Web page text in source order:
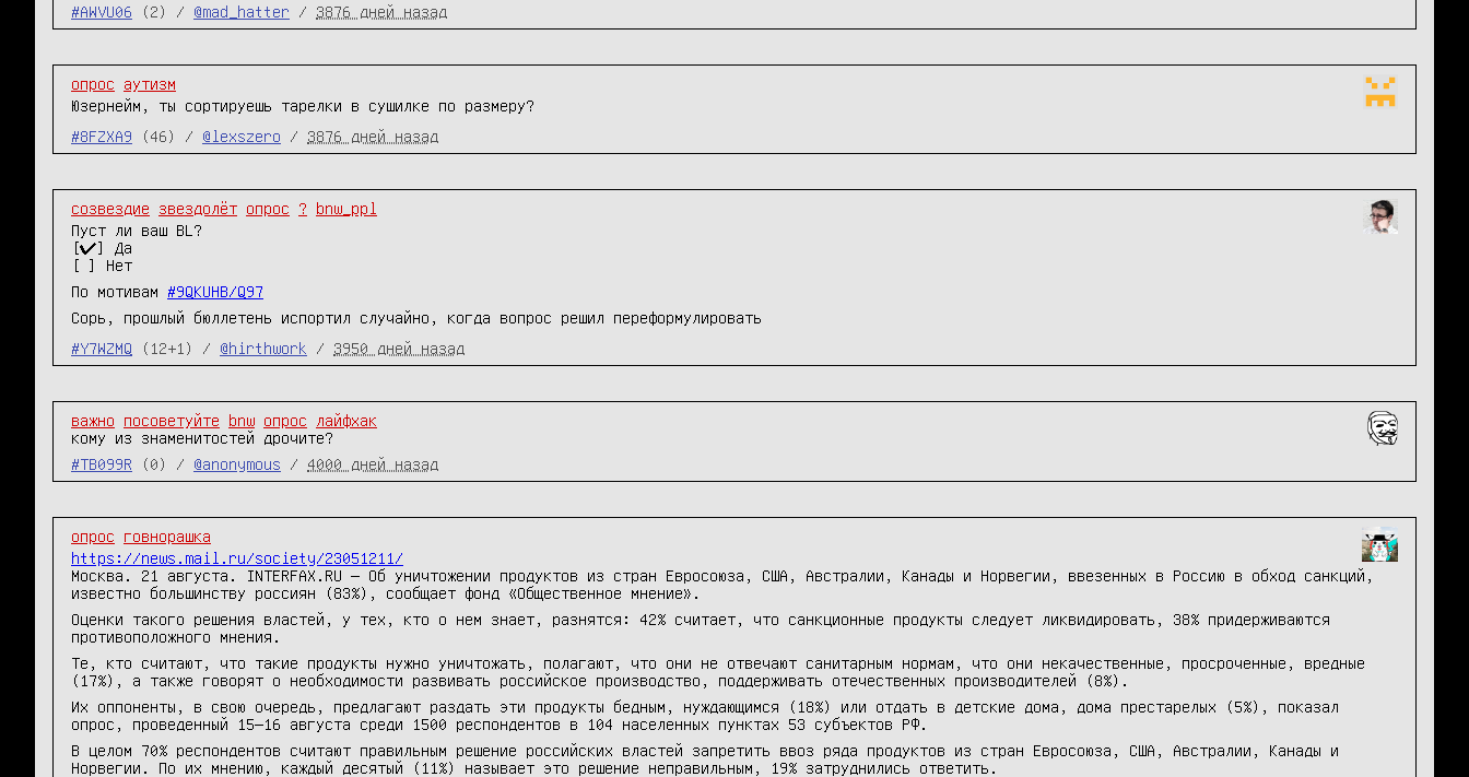
#AWVU06
(2) / @mad_hatter / 3876 дней назад
опрос
аутизм
Юзернейм, ты сортируешь тарелки в сушилке по размеру?
#8FZXA9
(46) / @lexszero / 3876 дней назад
созвездие звездолёт опрос ?
bnw_ppl
Пуст ли ваш BL?
[✔] Да
[ ] Нет
По мотивам #9QKUHB/Q97
Сорь, прошлый бюллетень испортил случайно, когда вопрос решил переформулировать
#Y7WZMQ
(12+1) / @hirthwork / 3950 дней назад
важно посоветуйте bnw опрос
лайфхак
кому из знаменитостей дрочите?
#TB099R
(0) / @anonymous / 4000 дней назад
опрос
говнорашка
https://news.mail.ru/society/23051211/
Москва. 21 августа. INTERFAX.RU — Об уничтожении продуктов из стран Евросоюза, США, Австралии, Канады и Норвегии, ввезенных в Россию в обход санкций,
известно большинству россиян (83%), сообщает фонд «Общественное мнение».
Оценки такого решения властей, у тех, кто о нем знает, разнятся: 42% считает, что санкционные продукты следует ликвидировать, 38% придерживаются
противоположного мнения.
Те, кто считают, что такие продукты нужно уничтожать, полагают, что они не отвечают санитарным нормам, что они некачественные, просроченные, вредные
(17%), а также говорят о необходимости развивать российское производство, поддерживать отечественных производителей (8%).
Их оппоненты, в свою очередь, предлагают раздать эти продукты бедным, нуждающимся (18%) или отдать в детские дома, дома престарелых (5%), показал
опрос, проведенный 15—16 августа среди 1500 респондентов в 104 населенных пунктах 53 субъектов РФ.
В целом 70% респондентов считают правильным решение российских властей запретить ввоз ряда продуктов из стран Евросоюза, США, Австралии, Канады и
Норвегии. По их мнению, каждый десятый (11%) называет это решение неправильным, 19% затруднились ответить.